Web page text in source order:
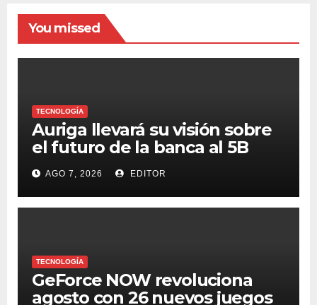
You missed
TECNOLOGÍA
Auriga llevará su visión sobre
el futuro de la banca al 5B
Digital Summit 2026
AGO 7, 2026 EDITOR
TECNOLOGÍA
GeForce NOW revoluciona
agosto con 26 nuevos juegos